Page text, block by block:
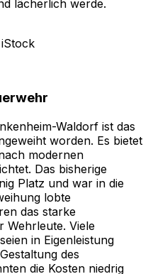
lächerlich werde.
Waldorf ist das
worden. Es bietet
modernen
Das bisherige
Platz und war in die
lobte
das starke
Wehrleute. Viele
in Eigenleistung
des
die Kosten niedrig